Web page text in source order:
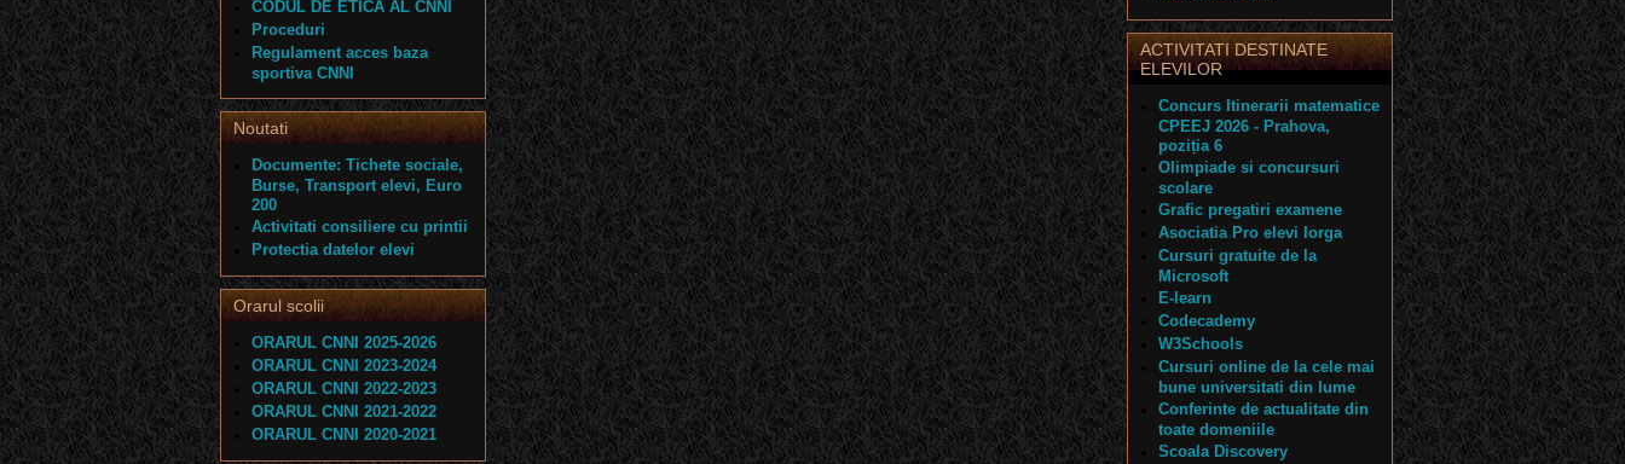
CODUL DE ETICA AL CNNI
Proceduri
Regulament acces baza
sportiva CNNI
Noutati
Documente: Tichete sociale,
Burse, Transport elevi, Euro
200
Activitati consiliere cu printii
Protectia datelor elevi
Orarul scolii
ORARUL CNNI 2025-2026
ORARUL CNNI 2023-2024
ORARUL CNNI 2022-2023
ORARUL CNNI 2021-2022
ORARUL CNNI 2020-2021
ACTIVITATI DESTINATE
ELEVILOR
Concurs Itinerarii matematice
CPEEJ 2026 - Prahova,
poziția 6
Olimpiade si concursuri
scolare
Grafic pregatiri examene
Asociatia Pro elevi Iorga
Cursuri gratuite de la
Microsoft
E-learn
Codecademy
W3Schools
Cursuri online de la cele mai
bune universitati din lume
Conferinte de actualitate din
toate domeniile
Scoala Discovery